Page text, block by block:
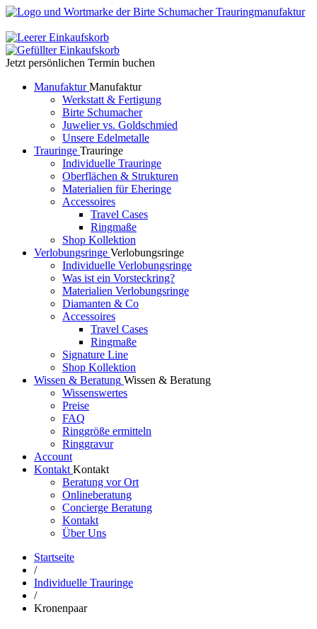
Jetzt persönlichen Termin buchen
Manufaktur Manufaktur
Werkstatt & Fertigung
Birte Schumacher
Juwelier vs. Goldschmied
Unsere Edelmetalle
Trauringe Trauringe
Individuelle Trauringe
Oberflächen & Strukturen
Materialien für Eheringe
Accessoires
Travel Cases
Ringmaße
Shop Kollektion
Verlobungsringe Verlobungsringe
Individuelle Verlobungsringe
Was ist ein Vorsteckring?
Materialien Verlobungsringe
Diamanten & Co
Accessoires
Travel Cases
Ringmaße
Signature Line
Shop Kollektion
Wissen & Beratung Wissen & Beratung
Wissenswertes
Preise
FAQ
Ringgröße ermitteln
Ringgravur
Account
Kontakt Kontakt
Beratung vor Ort
Onlineberatung
Concierge Beratung
Kontakt
Über Uns
Startseite
/
Individuelle Trauringe
/
Kronenpaar